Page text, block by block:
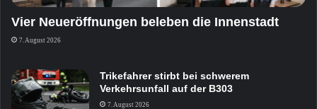
Vier Neueröffnungen beleben die Innenstadt
7. August 2026
Trikefahrer stirbt bei schwerem
Verkehrsunfall auf der B303
7. August 2026